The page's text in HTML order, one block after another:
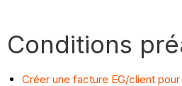
Conditions
Créer une facture EG/client